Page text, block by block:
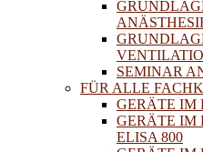
SEMINAR
FÜR ALLE
GERÄTE IM
GERÄTE IM
ELISA 800